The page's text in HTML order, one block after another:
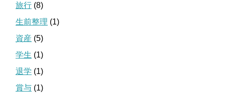
旅行 (8)
生前整理 (1)
資産 (5)
学生 (1)
退学 (1)
賞与 (1)